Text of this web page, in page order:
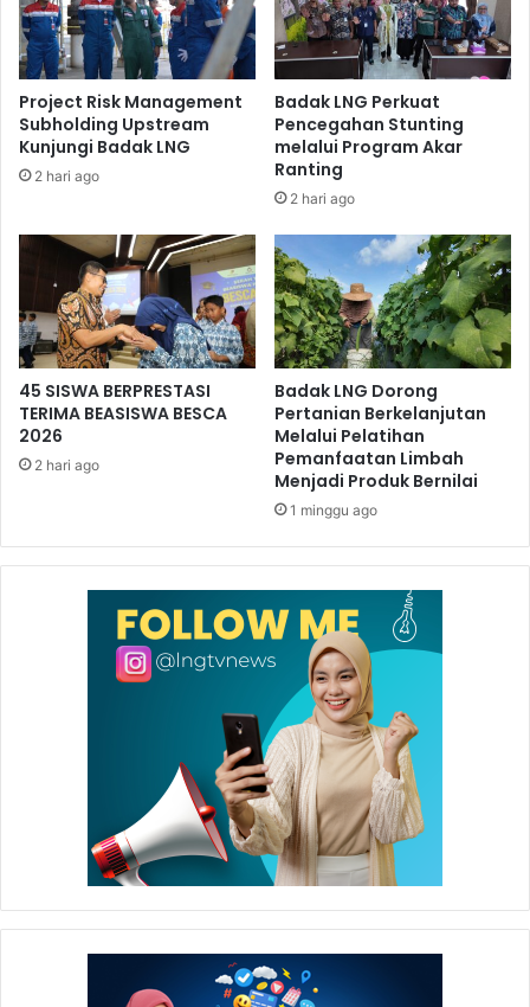
Penyaluran zakat fitrah ini selain untuk meringankan
beban kaum Mustahik juga sekaligus sebagai ajang
silahturahmi. Para Mustahik pun mengaku zakat fitrah yang
diterima sangat dirasakan manfaatnya (*).
Project Risk Management
Subholding Upstream
Kunjungi Badak LNG
2 hari ago
Badak LNG Perkuat
Pencegahan Stunting
melalui Program Akar
Ranting
2 hari ago
45 SISWA BERPRESTASI
TERIMA BEASISWA BESCA
2026
2 hari ago
Badak LNG Dorong
Pertanian Berkelanjutan
Melalui Pelatihan
Pemanfaatan Limbah
Menjadi Produk Bernilai
1 minggu ago